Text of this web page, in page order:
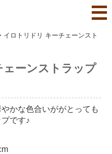
イロトリドリ キーチェーンスト
ーンストラップ
かな色合いががとっても
です♪